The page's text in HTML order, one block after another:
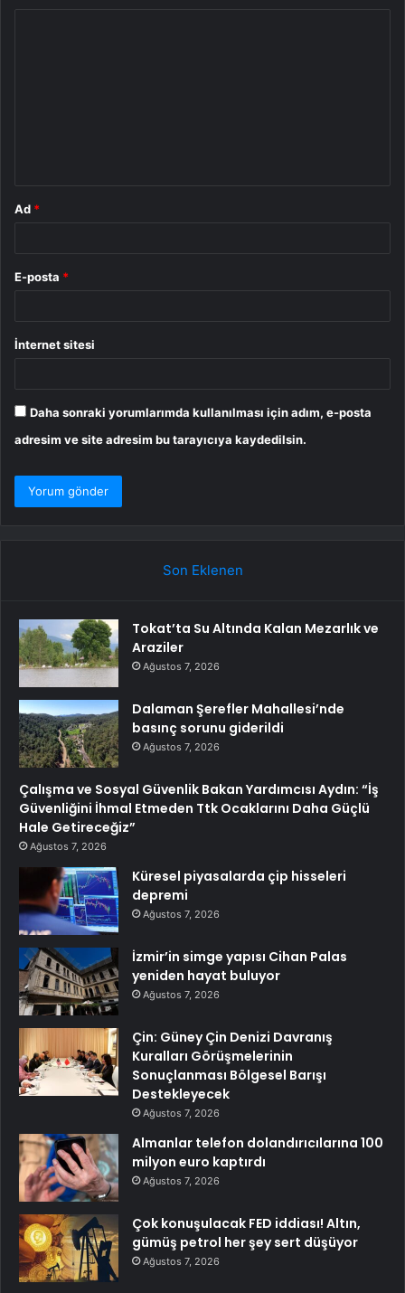
Ad *
E-posta *
İnternet sitesi
Daha sonraki yorumlarımda kullanılması için adım, e-posta
adresim ve site adresim bu tarayıcıya kaydedilsin.
Son Eklenen
Tokat’ta Su Altında Kalan Mezarlık ve
Araziler
Ağustos 7, 2026
Dalaman Şerefler Mahallesi’nde
basınç sorunu giderildi
Ağustos 7, 2026
Çalışma ve Sosyal Güvenlik Bakan Yardımcısı Aydın: “İş
Güvenliğini İhmal Etmeden Ttk Ocaklarını Daha Güçlü
Hale Getireceğiz”
Ağustos 7, 2026
Küresel piyasalarda çip hisseleri
depremi
Ağustos 7, 2026
İzmir’in simge yapısı Cihan Palas
yeniden hayat buluyor
Ağustos 7, 2026
Çin: Güney Çin Denizi Davranış
Kuralları Görüşmelerinin
Sonuçlanması Bölgesel Barışı
Destekleyecek
Ağustos 7, 2026
Almanlar telefon dolandırıcılarına 100
milyon euro kaptırdı
Ağustos 7, 2026
Çok konuşulacak FED iddiası! Altın,
gümüş petrol her şey sert düşüyor
Ağustos 7, 2026